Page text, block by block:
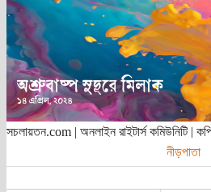
সচলায়তন.com | অনলাইন রাইটার্স কমিউনিটি |
নীড়পাতা